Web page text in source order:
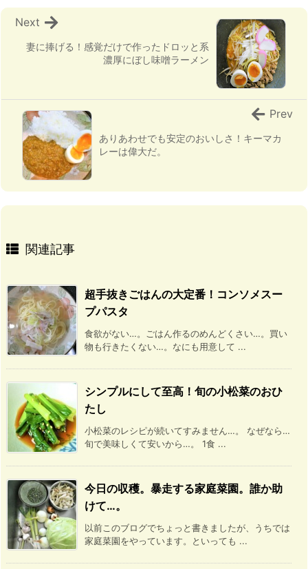
妻に捧げる！感覚だけで作ったドロッと系
濃厚にぼし味噌ラーメン
Next
ありあわせでも安定のおいしさ！キーマカ
レーは偉大だ。
Prev
関連記事
超手抜きごはんの大定番！コンソメスー
プパスタ
食欲がない…。ごはん作るのめんどくさい…。買い
物も行きたくない…。なにも用意して ...
シンプルにして至高！旬の小松菜のおひ
たし
小松菜のレシピが続いてすみません…。 なぜなら…
旬で美味しくて安いから…。 1食 ...
今日の収穫。暴走する家庭菜園。誰か助
けて…。
以前このブログでちょっと書きましたが、うちでは
家庭菜園をやっています。といっても ...